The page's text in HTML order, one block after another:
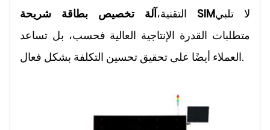
التقنية، آلة تخصيص بطاقة شريحة SIMلا تلبي
متطلبات القدرة الإنتاجية العالية فحسب، بل تساعد
العملاء أيضًا على تحقيق تحسين التكلفة بشكل فعال.